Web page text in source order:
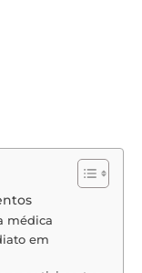
médica
em